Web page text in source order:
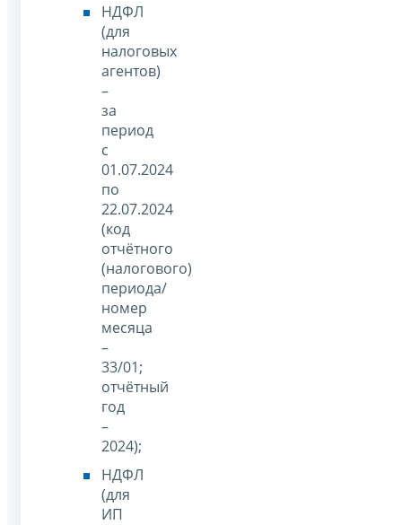
НДФЛ
(для
налоговых
агентов)
–
за
период
с
01.07.2024
по
22.07.2024
(код
отчётного
(налогового)
периода/
номер
месяца
–
33/01;
отчётный
год
–
2024);
НДФЛ
(для
ИП